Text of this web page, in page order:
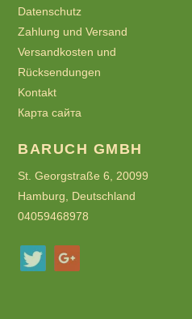
Datenschutz
Zahlung und Versand
Versandkosten und
Rücksendungen
Kontakt
Карта сайта
BARUCH GMBH
St. Georgstraße 6, 20099
Hamburg, Deutschland
04059468978